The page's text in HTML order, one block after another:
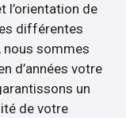
l’orientation de
différentes
nous sommes
d’années votre
un
de votre